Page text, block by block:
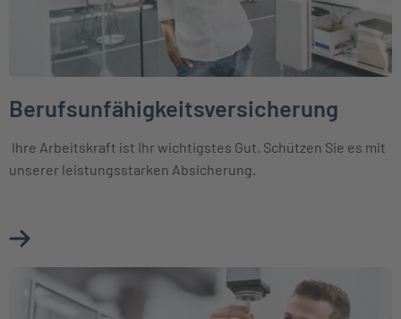
Berufsunfähigkeitsversicherung
Ihre Arbeitskraft ist Ihr wichtigstes Gut. Schützen Sie es mit
unserer leistungsstarken Absicherung.
Mehr über Berufsunfähigkeitsversicherung erfahren
Weiter zu Erwerbsunfähigkeitsversicherung